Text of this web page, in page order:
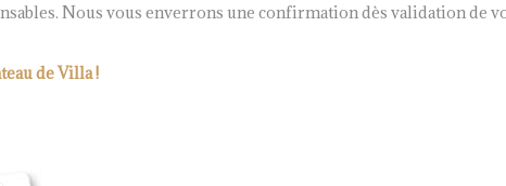
Nous vous enverrons une confirmation dès validation de
de Villa !